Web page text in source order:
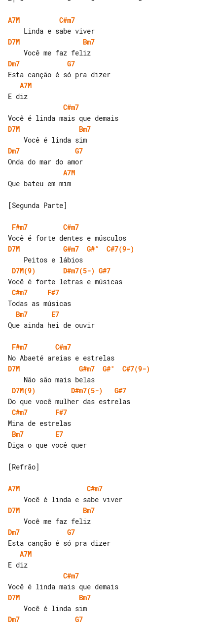
A7M
C#m7
D7M
Bm7
Dm7
G7
A7M
C#m7
D7M
Bm7
Dm7
G7
A7M
Que bateu em mim
[Segunda Parte]
F#m7
C#m7
D7M
G#m7 G#°
C#7(9-)
D7M(9)
D#m7(5-) G#7
C#m7
F#7
Bm7
E7
Que ainda hei de ouvir
F#m7
C#m7
D7M
G#m7 G#°
C#7(9-)
D7M(9)
D#m7(5-)
G#7
C#m7
F#7
Bm7
E7
Diga o que você quer
[Refrão]
A7M
C#m7
D7M
Bm7
Dm7
G7
A7M
C#m7
D7M
Bm7
Dm7
G7